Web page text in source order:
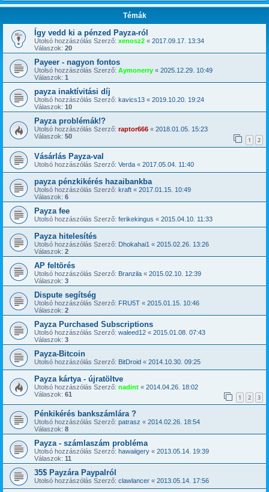
Témák
Így vedd ki a pénzed Payza-ról
Utolsó hozzászólás Szerző: xenosz2 « 2017.09.17. 13:34
Válaszok: 20
Payeer - nagyon fontos
Utolsó hozzászólás Szerző: Aymonerry « 2025.12.29. 10:49
Válaszok: 1
payza inaktívitási díj
Utolsó hozzászólás Szerző: kavics13 « 2019.10.20. 19:24
Válaszok: 10
Payza problémák!?
Utolsó hozzászólás Szerző: raptor666 « 2018.01.05. 15:23
Válaszok: 50 1 2
Vásárlás Payza-val
Utolsó hozzászólás Szerző: Verda « 2017.05.04. 11:40
payza pénzkikérés hazaibankba
Utolsó hozzászólás Szerző: kraft « 2017.01.15. 10:49
Válaszok: 6
Payza fee
Utolsó hozzászólás Szerző: ferikekingus « 2015.04.10. 11:33
Payza hitelesítés
Utolsó hozzászólás Szerző: Dhokahai1 « 2015.02.26. 13:26
Válaszok: 2
AP feltörés
Utolsó hozzászólás Szerző: Branzila « 2015.02.10. 12:39
Válaszok: 3
Dispute segítség
Utolsó hozzászólás Szerző: FRU5T « 2015.01.15. 10:46
Válaszok: 2
Payza Purchased Subscriptions
Utolsó hozzászólás Szerző: waleed12 « 2015.01.08. 07:43
Válaszok: 3
Payza-Bitcoin
Utolsó hozzászólás Szerző: BitDroid « 2014.10.30. 09:25
Payza kártya - újratöltve
Utolsó hozzászólás Szerző: nadint « 2014.04.26. 18:02
Válaszok: 61 1 2 3
Pénkikérés bankszámlára ?
Utolsó hozzászólás Szerző: patrasz « 2014.02.26. 18:54
Válaszok: 8
Payza - számlaszám probléma
Utolsó hozzászólás Szerző: hawaiigery « 2013.05.14. 19:39
Válaszok: 11
35$ Payzára Paypalról
Utolsó hozzászólás Szerző: clawlancer « 2013.05.14. 17:56